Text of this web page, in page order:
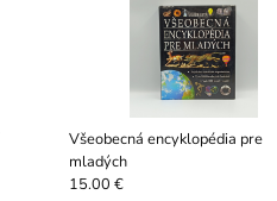
Všeobecná encyklopédia pre
mladých
15.00 €